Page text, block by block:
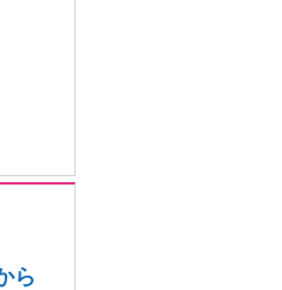
ら